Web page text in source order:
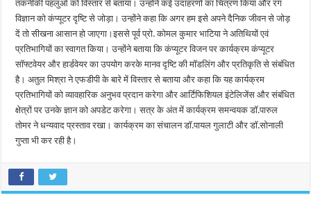
तकनीकी पहलुओं को विस्तार से बताया। उन्होंने कई उदाहरणों का चित्रण किया और रंग
विज्ञान को कंप्यूटर दृष्टि से जोड़ा। उन्होंने कहा कि अगर हम इसे अपने दैनिक जीवन से जोड़
दें तो सीखना आसान हो जाएगा।इससे पूर्व प्रो. कोमल कुमार भाटिया ने अतिथियों एवं
प्रतिभागियों का स्वागत किया। उन्होंने बताया कि कंप्यूटर विजन पर कार्यक्रम कंप्यूटर
सॉफ्टवेयर और हार्डवेयर का उपयोग करके मानव दृष्टि की मॉडलिंग और प्रतिकृति से संबंधित
है। अतुल मिश्रा ने एफडीपी के बारे में विस्तार से बताया और कहा कि यह कार्यक्रम
प्रतिभागियों को व्यावहारिक अनुभव प्रदान करेगा और आर्टिफिशियल इंटेलिजेंस और संबंधित
क्षेत्रों पर उनके ज्ञान को अपडेट करेगा। सत्र के अंत में कार्यक्रम समन्वयक डॉ.पारुल
तोमर ने धन्यवाद प्रस्ताव रखा। कार्यक्रम का संचालन डॉ.पायल गुलाटी और डॉ.सोनाली
गुप्ता भी कर रही है।